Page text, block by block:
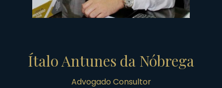
Ítalo Antunes da Nóbrega
Advogado Consultor